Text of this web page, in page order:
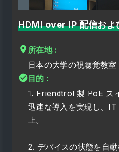
HDMI over IP 配信およ
所在地 :
日本の大学の視聴覚教室
目的 :
1. Friendtrol 製 PoE ス
迅速な導入を実現し、
止。
2. デバイスの状態を自